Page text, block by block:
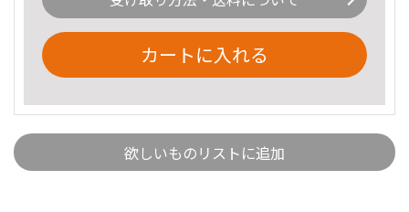
カートに入れる
欲しいものリストに追加